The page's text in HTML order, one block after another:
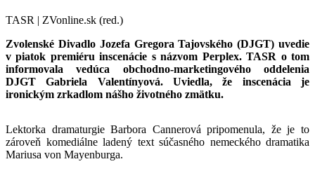
TASR | ZVonline.sk (red.)
Zvolenské Divadlo Jozefa Gregora Tajovského (DJGT) uvedie
v piatok premiéru inscenácie s názvom Perplex. TASR o tom
informovala vedúca obchodno-marketingového oddelenia
DJGT Gabriela Valentínyová. Uviedla, že inscenácia je
ironickým zrkadlom nášho životného zmätku.
Lektorka dramaturgie Barbora Cannerová pripomenula, že je to
zároveň komediálne ladený text súčasného nemeckého dramatika
Mariusa von Mayenburga.